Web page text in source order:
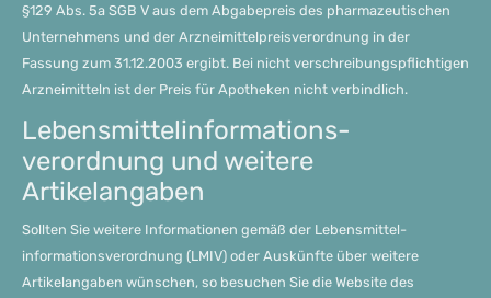
§129 Abs. 5a SGB V aus dem Abgabepreis des pharmazeutischen
Unternehmens und der Arzneimittelpreisverordnung in der
Fassung zum 31.12.2003 ergibt. Bei nicht verschreibungspflichtigen
Arzneimitteln ist der Preis für Apotheken nicht verbindlich.
Lebensmittel­informations­
verordnung und weitere
Artikelangaben
Sollten Sie weitere Informationen gemäß der Lebensmittel­
informations­verordnung (LMIV) oder Auskünfte über weitere
Artikelangaben wünschen, so besuchen Sie die Website des